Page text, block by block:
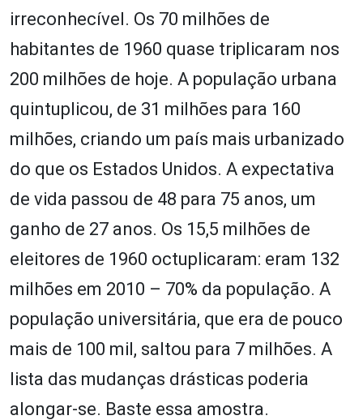
irreconhecível. Os 70 milhões de
habitantes de 1960 quase triplicaram nos
200 milhões de hoje. A população urbana
quintuplicou, de 31 milhões para 160
milhões, criando um país mais urbanizado
do que os Estados Unidos. A expectativa
de vida passou de 48 para 75 anos, um
ganho de 27 anos. Os 15,5 milhões de
eleitores de 1960 octuplicaram: eram 132
milhões em 2010 – 70% da população. A
população universitária, que era de pouco
mais de 100 mil, saltou para 7 milhões. A
lista das mudanças drásticas poderia
alongar-se. Baste essa amostra.